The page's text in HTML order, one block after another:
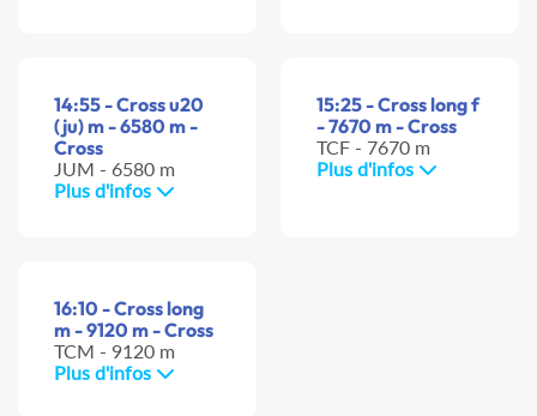
14:55 - Cross u20
(ju) m - 6580 m -
Cross
JUM - 6580 m
Plus d'infos
15:25 - Cross long f
- 7670 m - Cross
TCF - 7670 m
Plus d'infos
16:10 - Cross long
m - 9120 m - Cross
TCM - 9120 m
Plus d'infos